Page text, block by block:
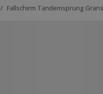
/ Fallschirm Tandemsprung